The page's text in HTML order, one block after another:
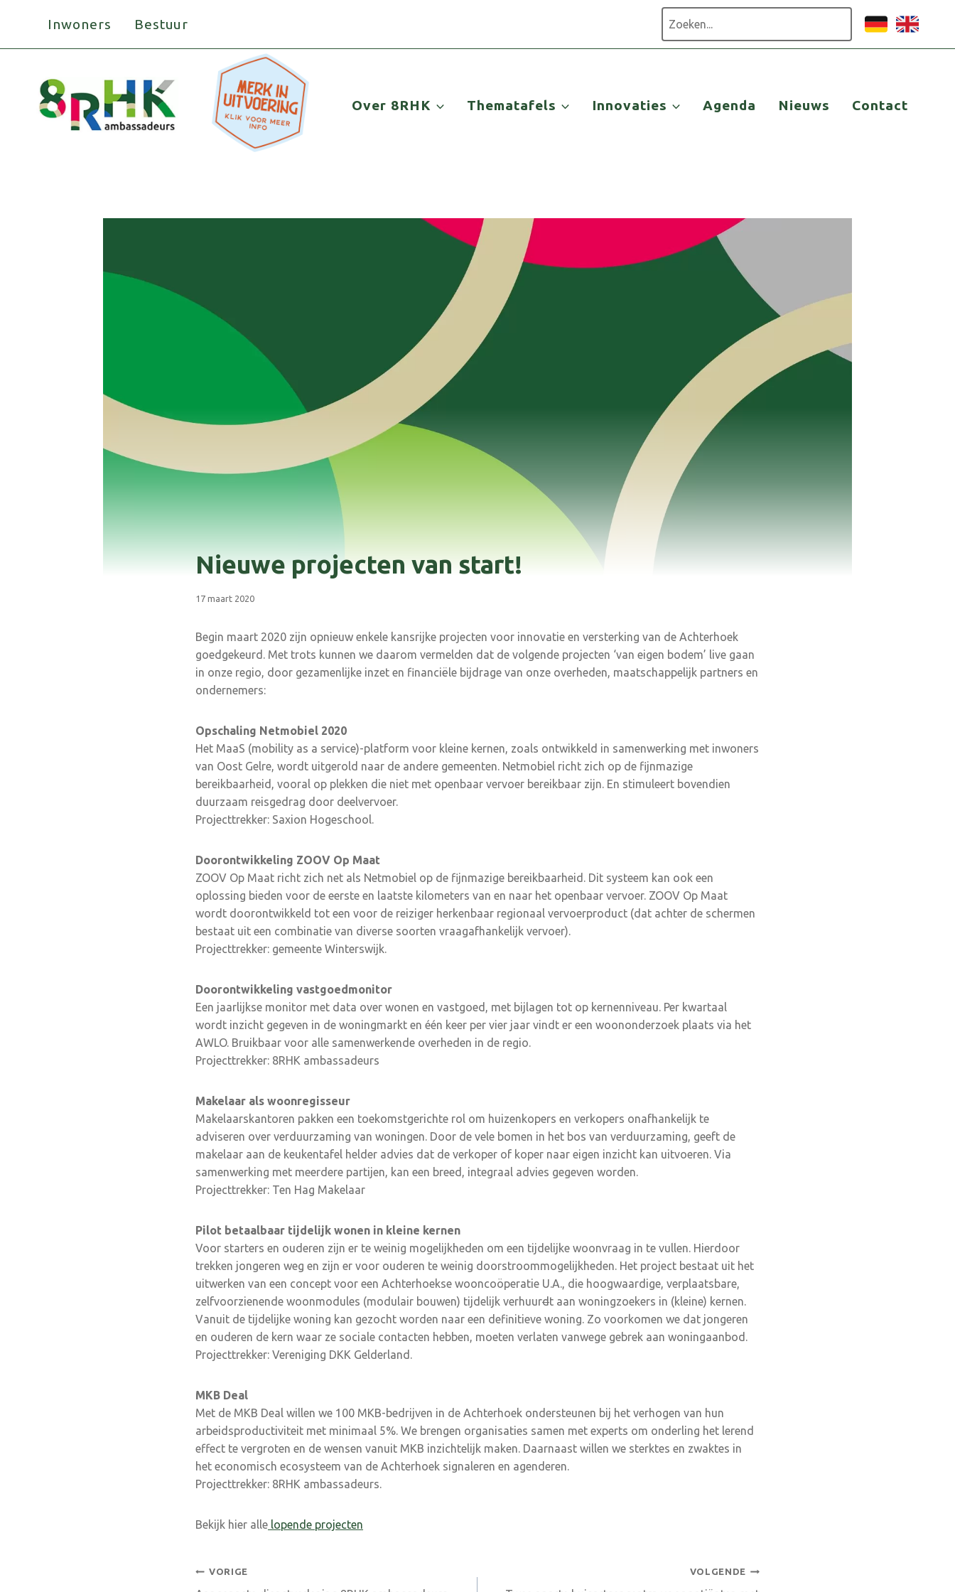
Inwoners Bestuur
Over 8RHK Thematafels Innovaties Agenda Nieuws Contact
Nieuwe projecten van start!
17 maart 2020
Begin maart 2020 zijn opnieuw enkele kansrijke projecten voor innovatie en versterking van de Achterhoek
goedgekeurd. Met trots kunnen we daarom vermelden dat de volgende projecten ‘van eigen bodem’ live gaan
in onze regio, door gezamenlijke inzet en financiële bijdrage van onze overheden, maatschappelijk partners en
ondernemers:
Opschaling Netmobiel 2020
Het MaaS (mobility as a service)-platform voor kleine kernen, zoals ontwikkeld in samenwerking met inwoners
van Oost Gelre, wordt uitgerold naar de andere gemeenten. Netmobiel richt zich op de fijnmazige
bereikbaarheid, vooral op plekken die niet met openbaar vervoer bereikbaar zijn. En stimuleert bovendien
duurzaam reisgedrag door deelvervoer.
Projecttrekker: Saxion Hogeschool.
Doorontwikkeling ZOOV Op Maat
ZOOV Op Maat richt zich net als Netmobiel op de fijnmazige bereikbaarheid. Dit systeem kan ook een
oplossing bieden voor de eerste en laatste kilometers van en naar het openbaar vervoer. ZOOV Op Maat
wordt doorontwikkeld tot een voor de reiziger herkenbaar regionaal vervoerproduct (dat achter de schermen
bestaat uit een combinatie van diverse soorten vraagafhankelijk vervoer).
Projecttrekker: gemeente Winterswijk.
Doorontwikkeling vastgoedmonitor
Een jaarlijkse monitor met data over wonen en vastgoed, met bijlagen tot op kernenniveau. Per kwartaal
wordt inzicht gegeven in de woningmarkt en één keer per vier jaar vindt er een woononderzoek plaats via het
AWLO. Bruikbaar voor alle samenwerkende overheden in de regio.
Projecttrekker: 8RHK ambassadeurs
Makelaar als woonregisseur
Makelaarskantoren pakken een toekomstgerichte rol om huizenkopers en verkopers onafhankelijk te
adviseren over verduurzaming van woningen. Door de vele bomen in het bos van verduurzaming, geeft de
makelaar aan de keukentafel helder advies dat de verkoper of koper naar eigen inzicht kan uitvoeren. Via
samenwerking met meerdere partijen, kan een breed, integraal advies gegeven worden.
Projecttrekker: Ten Hag Makelaar
Pilot betaalbaar tijdelijk wonen in kleine kernen
Voor starters en ouderen zijn er te weinig mogelijkheden om een tijdelijke woonvraag in te vullen. Hierdoor
trekken jongeren weg en zijn er voor ouderen te weinig doorstroommogelijkheden. Het project bestaat uit het
uitwerken van een concept voor een Achterhoekse wooncoöperatie U.A., die hoogwaardige, verplaatsbare,
zelfvoorzienende woonmodules (modulair bouwen) tijdelijk verhuurdt aan woningzoekers in (kleine) kernen.
Vanuit de tijdelijke woning kan gezocht worden naar een definitieve woning. Zo voorkomen we dat jongeren
en ouderen de kern waar ze sociale contacten hebben, moeten verlaten vanwege gebrek aan woningaanbod.
Projecttrekker: Vereniging DKK Gelderland.
MKB Deal
Met de MKB Deal willen we 100 MKB-bedrijven in de Achterhoek ondersteunen bij het verhogen van hun
arbeidsproductiviteit met minimaal 5%. We brengen organisaties samen met experts om onderling het lerend
effect te vergroten en de wensen vanuit MKB inzichtelijk maken. Daarnaast willen we sterktes en zwaktes in
het economisch ecosysteem van de Achterhoek signaleren en agenderen.
Projecttrekker: 8RHK ambassadeurs.
Bekijk hier alle lopende projecten
Bericht
VORIGE VOLGENDE